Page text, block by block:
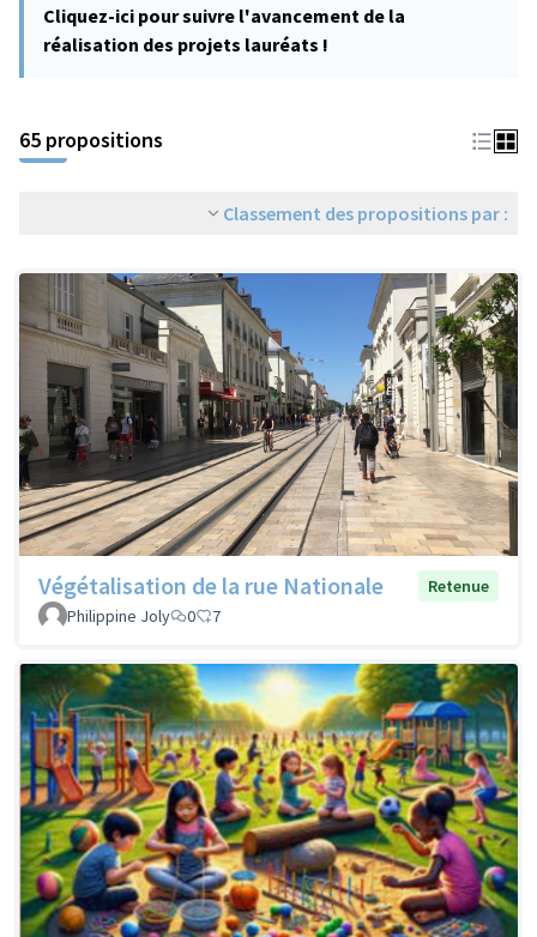
Cliquez-ici pour suivre l'avancement de la
réalisation des projets lauréats !
65 propositions
Classement des propositions par :
Végétalisation de la rue Nationale
Retenue
Philippine Joly
0 7